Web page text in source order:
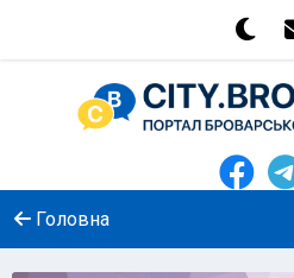
Головна